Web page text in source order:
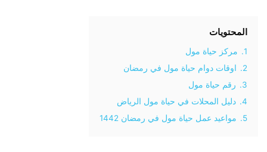
المحتويات
1.
مركز حياة مول
2.
اوقات دوام حياة مول في رمضان
3.
رقم حياة مول
4.
دليل المحلات في حياة مول الرياض
5.
مواعيد عمل حياة مول في رمضان 1442